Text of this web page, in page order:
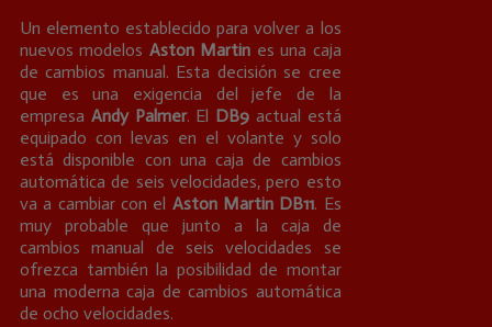
Un elemento establecido para volver a los
nuevos modelos Aston Martin es una caja
de cambios manual. Esta decisión se cree
que es una exigencia del jefe de la
empresa Andy Palmer. El DB9 actual está
equipado con levas en el volante y solo
está disponible con una caja de cambios
automática de seis velocidades, pero esto
va a cambiar con el Aston Martin DB11. Es
muy probable que junto a la caja de
cambios manual de seis velocidades se
ofrezca también la posibilidad de montar
una moderna caja de cambios automática
de ocho velocidades.